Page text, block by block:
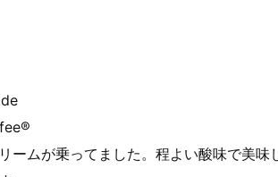
ームが乗ってました。程よい酸味で美味